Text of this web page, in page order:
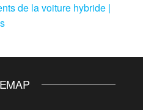
de la voiture hybride |